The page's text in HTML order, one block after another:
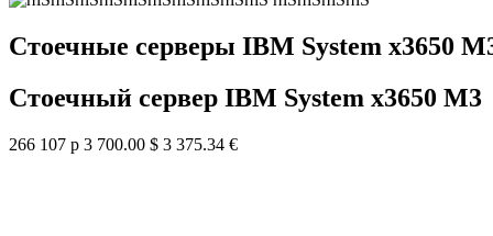
Стоечные серверы IBM System x3650
Стоечный сервер IBM System x3650 M3
266 107 р 3 700.00 $ 3 375.34 €